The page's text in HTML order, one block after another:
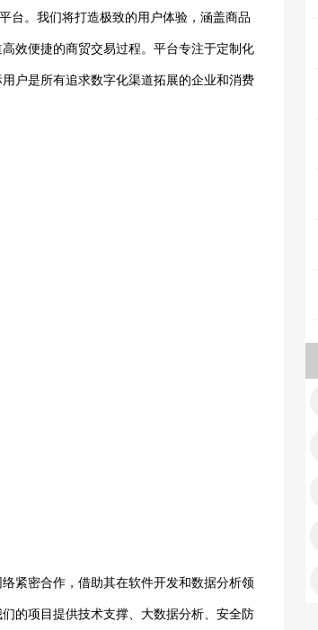
台。我们将打造极致的用户体验，涵盖商品
效便捷的商贸交易过程。平台专注于定制化
户是所有追求数字化渠道拓展的企业和消费
紧密合作，借助其在软件开发和数据分析领
的项目提供技术支撑、大数据分析、安全防